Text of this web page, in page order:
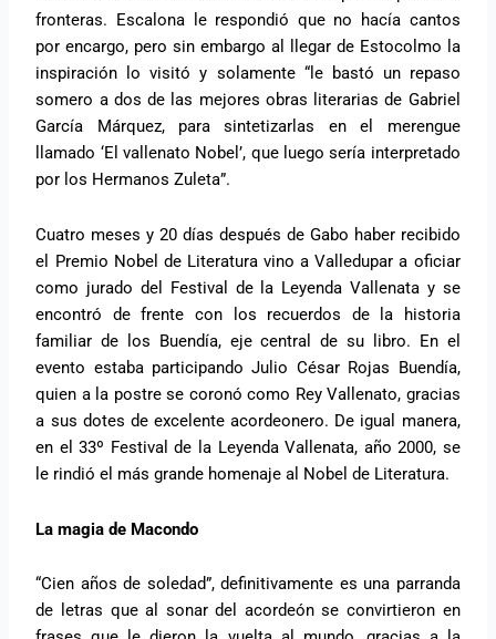
fronteras. Escalona le respondió que no hacía cantos
por encargo, pero sin embargo al llegar de Estocolmo la
inspiración lo visitó y solamente “le bastó un repaso
somero a dos de las mejores obras literarias de Gabriel
García Márquez, para sintetizarlas en el merengue
llamado ‘El vallenato Nobel’, que luego sería interpretado
por los Hermanos Zuleta”.
Cuatro meses y 20 días después de Gabo haber recibido
el Premio Nobel de Literatura vino a Valledupar a oficiar
como jurado del Festival de la Leyenda Vallenata y se
encontró de frente con los recuerdos de la historia
familiar de los Buendía, eje central de su libro. En el
evento estaba participando Julio César Rojas Buendía,
quien a la postre se coronó como Rey Vallenato, gracias
a sus dotes de excelente acordeonero. De igual manera,
en el 33º Festival de la Leyenda Vallenata, año 2000, se
le rindió el más grande homenaje al Nobel de Literatura.
La magia de Macondo
“Cien años de soledad”, definitivamente es una parranda
de letras que al sonar del acordeón se convirtieron en